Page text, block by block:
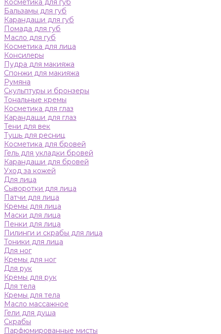
Косметика для губ
Бальзамы для губ
Карандаши для губ
Помада для губ
Масло для губ
Косметика для лица
Консилеры
Пудра для макияжа
Спонжи для макияжа
Румяна
Скульптуры и бронзеры
Тональные кремы
Косметика для глаз
Карандаши для глаз
Тени для век
Тушь для ресниц
Косметика для бровей
Гель для укладки бровей
Карандаши для бровей
Уход за кожей
Для лица
Сыворотки для лица
Патчи для лица
Кремы для лица
Маски для лица
Пенки для лица
Пилинги и скрабы для лица
Тоники для лица
Для ног
Кремы для ног
Для рук
Кремы для рук
Для тела
Кремы для тела
Масло массажное
Гели для душа
Скрабы
Парфюмированные мисты